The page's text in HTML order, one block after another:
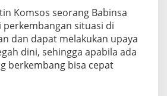
W
g
Komsos seorang Babinsa
situasi di
dan dapat melakukan upaya
dini, sehingga apabila ada
berkembang bisa cepat